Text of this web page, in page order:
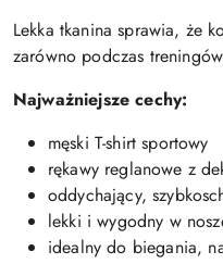
Lekka tkanina sprawia, że
zarówno podczas
Najważniejsze cechy:
męski T-shirt sportowy
rękawy reglanowe z
oddychający,
lekki i wygodny w
idealny do biegania,